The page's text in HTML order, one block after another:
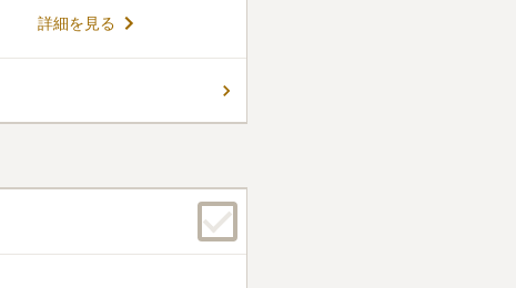
は、福岡藩の初代藩主である
地に遷され、黒田家の氏神様
れ今日に至ります。縁結び
、地元のみならず広く信仰
内には多くの神社やご神木な
ります。耐震性及びデザイン
家族代々まで幅広く使用で
異なります。
駅は西新・唐人町となります
らの駅周辺にも商店街やスー
環境です。 鳥海八幡宮さんの
の生前好きだったものが食べ
もある程度可能です。 数年
詳細を見る